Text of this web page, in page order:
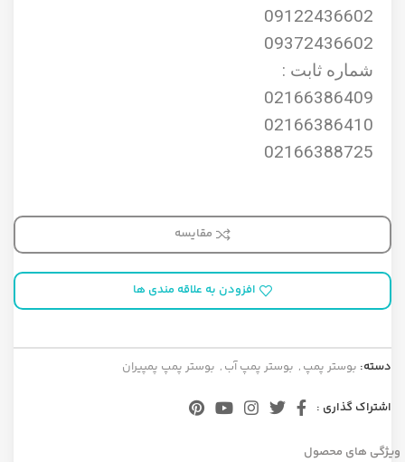
09122436602
09372436602
شماره ثابت :
02166386409
02166386410
02166388725
مقایسه
افزودن به علاقه مندی ها
دسته: بوستر پمپ , بوستر پمپ آب , بوستر پمپ پمپیران
اشتراک گذاری :
ویژگی های محصول